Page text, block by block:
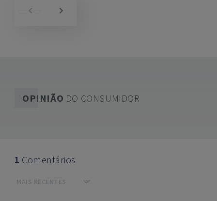
OPINIÃO DO CONSUMIDOR
1 Comentários